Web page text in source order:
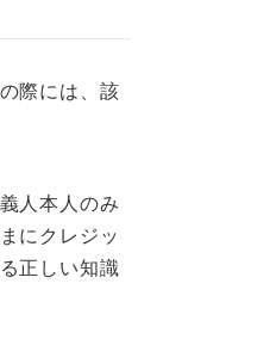
際には、該
人本人のみ
にクレジッ
正しい知識